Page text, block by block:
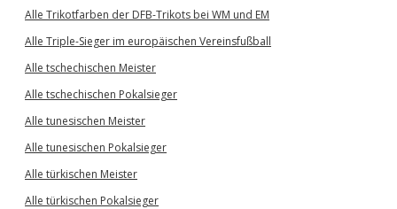
Alle Trikotfarben der DFB-Trikots bei WM und EM
Alle Triple-Sieger im europäischen Vereinsfußball
Alle tschechischen Meister
Alle tschechischen Pokalsieger
Alle tunesischen Meister
Alle tunesischen Pokalsieger
Alle türkischen Meister
Alle türkischen Pokalsieger